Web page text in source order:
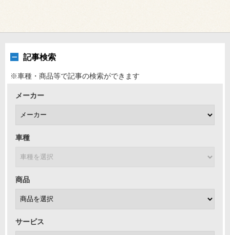
記事検索
※車種・商品等で記事の検索ができます
メーカー
車種
商品
サービス